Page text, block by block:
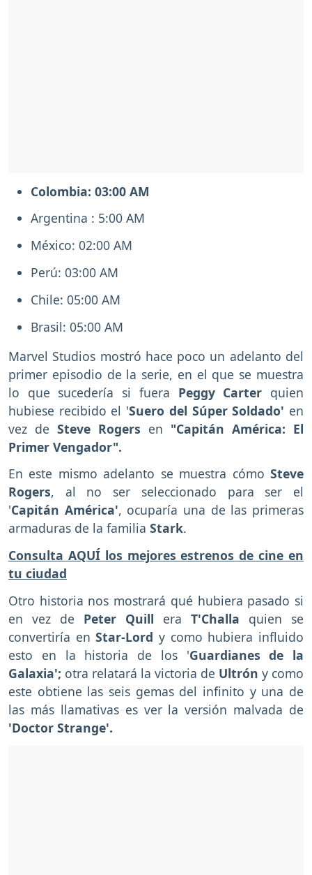
Colombia: 03:00 AM
Argentina : 5:00 AM
México: 02:00 AM
Perú: 03:00 AM
Chile: 05:00 AM
Brasil: 05:00 AM
Marvel Studios mostró hace poco un adelanto del
primer episodio de la serie, en el que se muestra
lo que sucedería si fuera Peggy Carter quien
hubiese recibido el 'Suero del Súper Soldado' en
vez de Steve Rogers en "Capitán América: El
Primer Vengador".
En este mismo adelanto se muestra cómo Steve
Rogers, al no ser seleccionado para ser el
'Capitán América', ocuparía una de las primeras
armaduras de la familia Stark.
Consulta AQUÍ los mejores estrenos de cine en
tu ciudad
Otro historia nos mostrará qué hubiera pasado si
en vez de Peter Quill era T'Challa quien se
convertiría enStar-Lord y como hubiera influido
esto en la historia de los 'Guardianes de la
Galaxia'; otra relatará la victoria de Ultrón y como
este obtiene las seis gemas del infinito y una de
las más llamativas es ver la versión malvada de
'Doctor Strange'.